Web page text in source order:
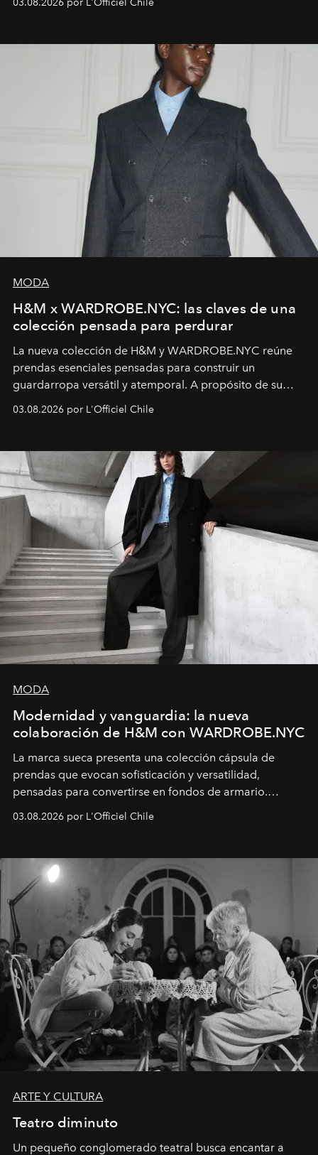
MODA
H&M x WARDROBE.NYC: las claves de una
colección pensada para perdurar
La nueva colección de H&M y WARDROBE.NYC reúne
prendas esenciales pensadas para construir un
guardarropa versátil y atemporal. A propósito de su
la asesora creativa y jefa de diseño global de la marca
y la filosofía detrás de la propuesta.
03.08.2026 por L'Officiel Chile
MODA
Modernidad y vanguardia: la nueva
colaboración de H&M con WARDROBE.NYC
La marca sueca presenta una colección cápsula de
prendas que evocan sofisticación y versatilidad,
pensadas para convertirse en fondos de armario.
03.08.2026 por L'Officiel Chile
ARTE Y CULTURA
Teatro diminuto
Un pequeño conglomerado teatral busca encantar a